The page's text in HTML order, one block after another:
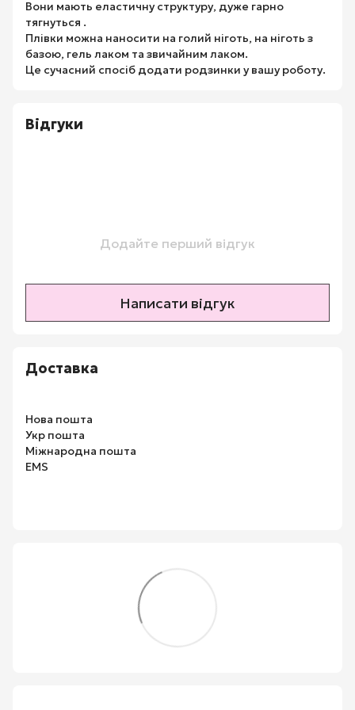
Вони мають еластичну структуру, дуже гарно
тягнуться .
Плівки можна наносити на голий ніготь, на ніготь з
базою, гель лаком та звичайним лаком.
Це сучасний спосіб додати родзинки у вашу роботу.
Відгуки
Додайте перший відгук
Написати відгук
Доставка
Нова пошта
Укр пошта
Міжнародна пошта
EMS